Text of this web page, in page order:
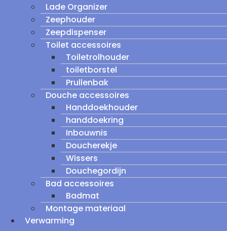
Lade Organizer
Zeephouder
Zeepdispenser
Toilet accessoires
Toiletrolhouder
toiletborstel
Prullenbak
Douche accessoires
Handdoekhouder
handdoekring
Inbouwnis
Doucherekje
Wissers
Douchegordijn
Bad accessoires
Badmat
Montage materiaal
Verwarming